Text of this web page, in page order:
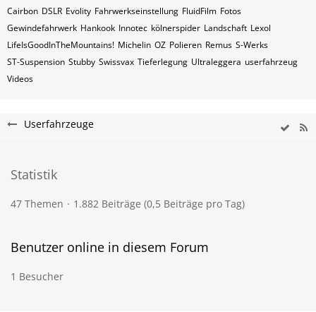
Cairbon DSLR Evolity Fahrwerkseinstellung FluidFilm Fotos
Gewindefahrwerk Hankook Innotec kölnerspider Landschaft Lexol
LifeIsGoodInTheMountains! Michelin OZ Polieren Remus S-Werks
ST-Suspension Stubby Swissvax Tieferlegung Ultraleggera userfahrzeug
Videos
Userfahrzeuge
Statistik
47 Themen 1.882 Beiträge (0,5 Beiträge pro Tag)
Benutzer online in diesem Forum
1 Besucher